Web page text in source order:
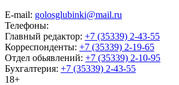
E-mail: golosglubinki@mail.ru
Телефоны:
Главный редактор: +7 (35339) 2-43-55
Корреспонденты: +7 (35339) 2-19-65
Отдел обьявлений: +7 (35339) 2-10-95
Бухгалтерия: +7 (35339) 2-43-55
18+